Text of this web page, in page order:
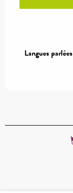
Langues parlées
Langues parlées